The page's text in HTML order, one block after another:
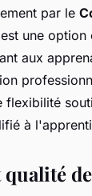
par le
est une option
aux
flexibilité
à